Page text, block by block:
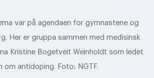
var på agendaen for gymnastene og
Her er gruppa sammen med medisinsk
Kristine Bogetveit Weinholdt som ledet
om antidoping. Foto: NGTF.